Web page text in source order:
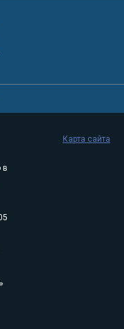
в
Карта сайта